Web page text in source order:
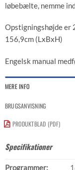
løbebælte, nemme
Opstigningshøjde er
156,9cm (LxBxH)
Engelsk manual
MERE INFO
BRUGSANVISNING
PRODUKTBLAD (PDF)
Specifikationer
Programmer: